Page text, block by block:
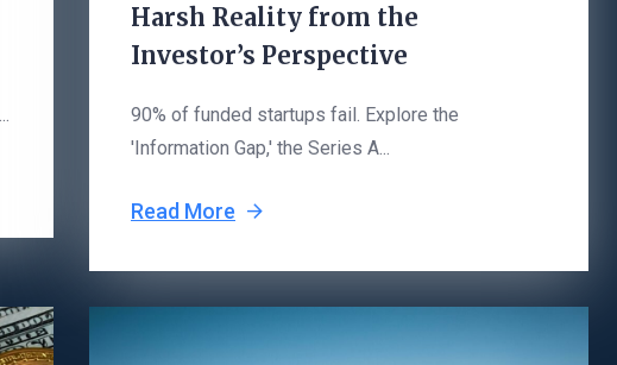
Harsh Reality from the
Investor’s Perspective
90% of funded startups fail. Explore the
'Information Gap,' the Series A...
Read More